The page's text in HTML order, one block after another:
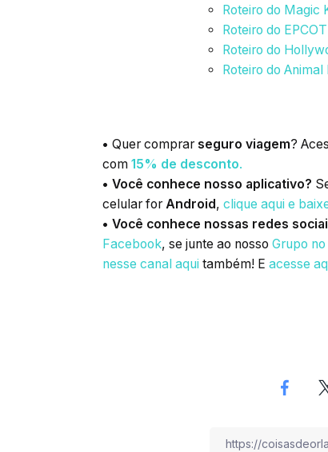
Roteiro do Magic
Roteiro do EPCOT
Roteiro do
Roteiro do Animal
• Quer comprar seguro viagem?
com 15% de desconto.
• Você conhece nosso aplicativo?
celular for Android, clique aqui e
• Você conhece nossas redes
Facebook, se junte ao nosso Grupo
nesse canal aqui também! E acesse